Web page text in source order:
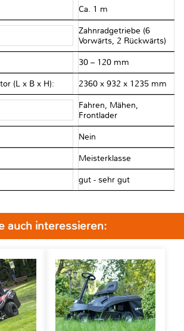
Ca. 1 m
Zahnradgetriebe (6
Vorwärts, 2 Rückwärts)
30 – 120 mm
(L x B x H): 2360 x 932 x 1235 mm
Fahren, Mähen,
Frontlader
Nein
Meisterklasse
gut - sehr gut
auch interessieren: